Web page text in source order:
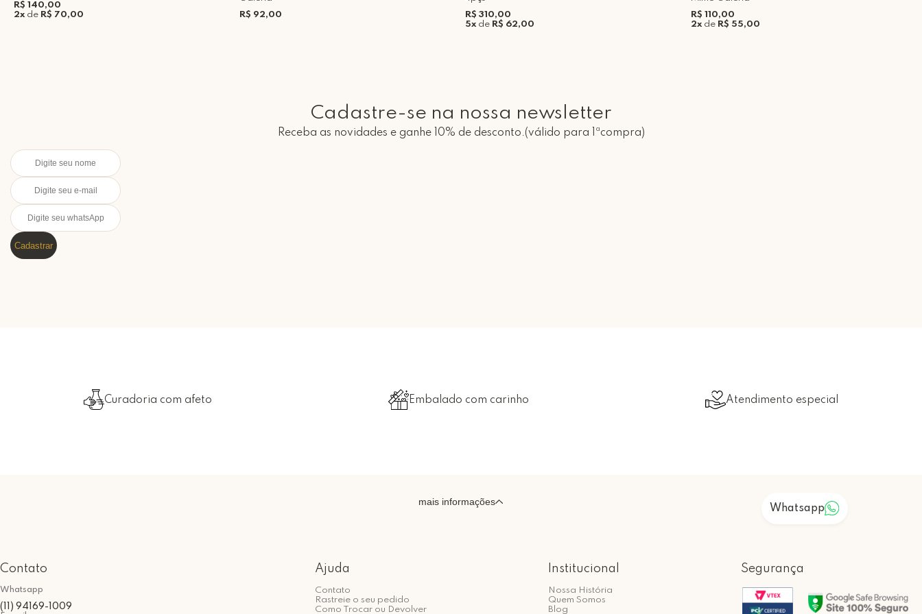
R$ 140,00
2xde R$ 70,00
R$ 92,00
R$ 310,00
5xde R$ 62,00
R$ 110,00
2xde R$ 55,00
Cadastre-se na nossa newsletter
Receba as novidades e ganhe 10% de desconto.(válido para 1ªcompra)
Cadastrar
Curadoria com afeto Embalado com carinho Atendimento especial
Whatsapp
mais informações
Contato
Whatsapp
(11) 94169-1009
Ajuda
Contato
Rastreie o seu pedido
Como Trocar ou Devolver
Institucional
Nossa História
Quem Somos
Blog
Segurança